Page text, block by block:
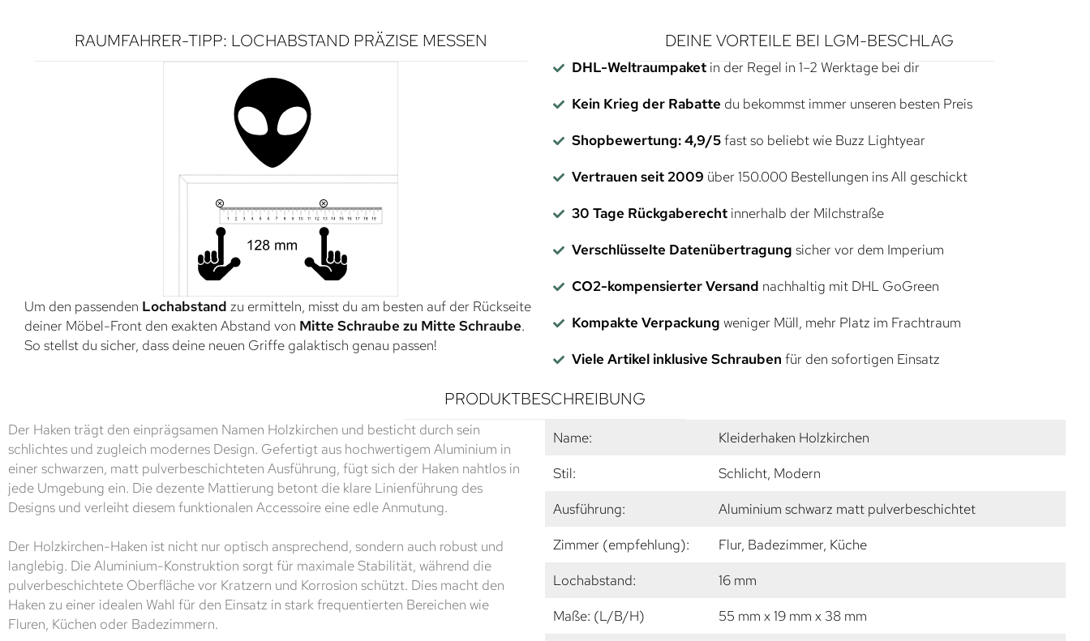
RAUMFAHRER-TIPP: LOCHABSTAND PRÄZISE MESSEN
Um den passenden Lochabstand zu ermitteln, misst du am besten auf der Rückseite
deiner Möbel-Front den exakten Abstand von Mitte Schraube zu Mitte Schraube.
So stellst du sicher, dass deine neuen Griffe galaktisch genau passen!
DEINE VORTEILE BEI LGM-BESCHLAG
DHL-Weltraumpaketin der Regel in 1–2 Werktage bei dir
Kein Krieg der Rabatte du bekommst immer unseren besten Preis
Shopbewertung: 4,9/5fast so beliebt wie Buzz Lightyear
Vertrauen seit 2009 über 150.000 Bestellungen ins All geschickt
30 Tage Rückgaberechtinnerhalb der Milchstraße
Verschlüsselte Datenübertragung sicher vor dem Imperium
CO2-kompensierter Versand nachhaltig mit DHL GoGreen
Kompakte Verpackung weniger Müll, mehr Platz im Frachtraum
Viele Artikel inklusive Schrauben für den sofortigen Einsatz
PRODUKTBESCHREIBUNG
Der Haken trägt den einprägsamen Namen Holzkirchen und besticht durch sein
schlichtes und zugleich modernes Design. Gefertigt aus hochwertigem Aluminium in
einer schwarzen, matt pulverbeschichteten Ausführung, fügt sich der Haken nahtlos in
jede Umgebung ein. Die dezente Mattierung betont die klare Linienführung des
Designs und verleiht diesem funktionalen Accessoire eine edle Anmutung.
Der Holzkirchen-Haken ist nicht nur optisch ansprechend, sondern auch robust und
langlebig. Die Aluminium-Konstruktion sorgt für maximale Stabilität, während die
pulverbeschichtete Oberfläche vor Kratzern und Korrosion schützt. Dies macht den
Haken zu einer idealen Wahl für den Einsatz in stark frequentierten Bereichen wie
Fluren, Küchen oder Badezimmern.
Name:
Kleiderhaken Holzkirchen
Stil:
Schlicht, Modern
Ausführung:
Aluminium schwarz matt pulverbeschichtet
Zimmer (empfehlung):
Flur, Badezimmer, Küche
Lochabstand:
16 mm
Maße: (L/B/H)
55 mm x 19 mm x 38 mm